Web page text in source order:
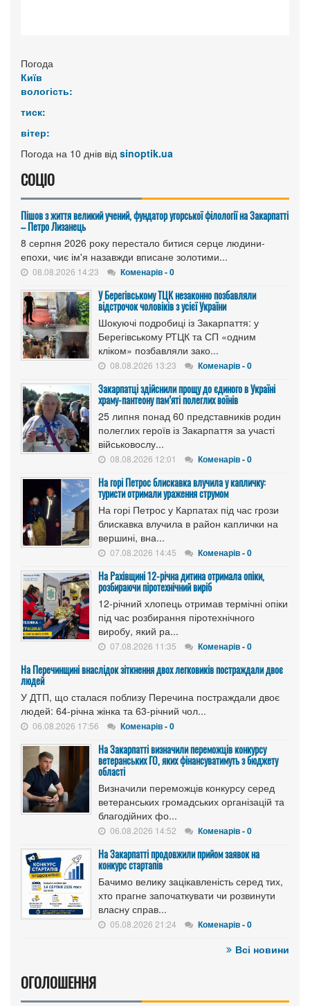
Погода
Київ
вологість:
тиск:
вітер:
Погода на 10 днів від sinoptik.ua
СОЦІО
Пішов з життя великий учений, фундатор угорської філології на Закарпатті
– Петро Лизанець
8 серпня 2026 року перестало битися серце людини-
епохи, чиє ім'я назавжди вписане золотими...
08.08.2026 14:23 Коменарів - 0
У Берегівському ТЦК незаконно позбавляли
відстрочок чоловіків з усієї України
Шокуючі подробиці із Закарпаття: у
Берегівському РТЦК та СП «одним
кліком» позбавляли зако...
08.08.2026 13:23 Коменарів - 0
Закарпатці здійснили прощу до єдиного в Україні
храму-пантеону пам’яті полеглих воїнів
25 липня понад 60 представників родин
полеглих героїв із Закарпаття за участі
військовослу...
08.08.2026 12:01 Коменарів - 0
На горі Петрос блискавка влучила у капличку:
туристи отримали ураження струмом
На горі Петрос у Карпатах під час грози
блискавка влучила в район каплички на
вершині, вна...
07.08.2026 14:45 Коменарів - 0
На Рахівщині 12-річна дитина отримала опіки,
розбираючи піротехнічний виріб
12-річний хлопець отримав термічні опіки
під час розбирання піротехнічного
виробу, який ра...
07.08.2026 11:35 Коменарів - 0
На Перечинщині внаслідок зіткнення двох легковиків постраждали двоє
людей
У ДТП, що сталася поблизу Перечина постраждали двоє
людей: 64-річна жінка та 63-річний чол...
06.08.2026 17:56 Коменарів - 0
На Закарпатті визначили переможців конкурсу
ветеранських ГО, яких фінансуватимуть з бюджету
області
Визначили переможців конкурсу серед
ветеранських громадських організацій та
благодійних фо...
06.08.2026 14:52 Коменарів - 0
На Закарпатті продовжили прийом заявок на
конкурс стартапів
Бачимо велику зацікавленість серед тих,
хто прагне започаткувати чи розвинути
власну справ...
05.08.2026 21:24 Коменарів - 0
Всі новини
ОГОЛОШЕННЯ